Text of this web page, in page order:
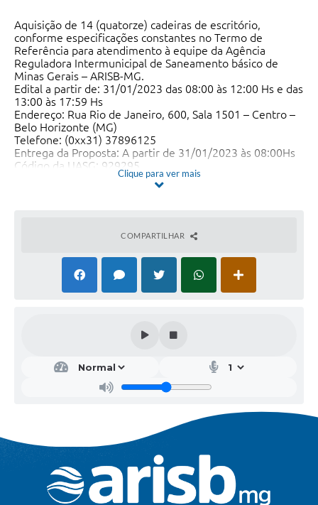
Aquisição de 14 (quatorze) cadeiras de escritório,
conforme especificações constantes no Termo de
Referência para atendimento à equipe da Agência
Reguladora Intermunicipal de Saneamento básico de
Minas Gerais – ARISB-MG.
Edital a partir de: 31/01/2023 das 08:00 às 12:00 Hs e das
13:00 às 17:59 Hs
Endereço: Rua Rio de Janeiro, 600, Sala 1501 – Centro –
Belo Horizonte (MG)
Telefone: (0xx31) 37896125
Entrega da Proposta: A partir de 31/01/2023 às 08:00Hs
Código da UASG: 929295
DATA DA ABERTURA DA SESSÃO PÚBLICA: 10/02/2023
HORÁRIO DE INÍCIO: 09 horas
Clique para ver mais
COMPARTILHAR